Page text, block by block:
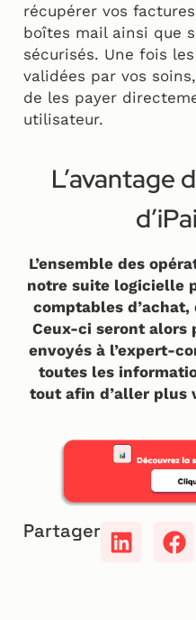
récupérer vos
boîtes mail ainsi que
sécurisés. Une fois
validées par vos
de les payer
utilisateur.
L’avantage
L’ensemble des
notre suite logicielle
comptables
Ceux-ci seront alors
envoyés à l’expert-
toutes les
tout afin d’aller plus
Partager